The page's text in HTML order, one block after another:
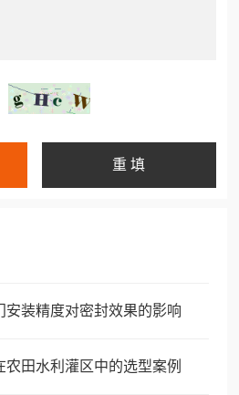
安装精度对密封效果的影响
田水利灌区中的选型案例